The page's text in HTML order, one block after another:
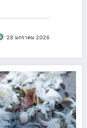
28 มกราคม 2026